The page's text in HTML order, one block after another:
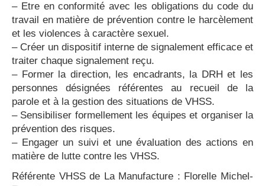
– Etre en conformité avec les obligations du code du
travail en matière de prévention contre le harcèlement
et les violences à caractère sexuel.
– Créer un dispositif interne de signalement efficace et
traiter chaque signalement reçu.
– Former la direction, les encadrants, la DRH et les
personnes désignées référentes au recueil de la
parole et à la gestion des situations de VHSS.
– Sensibiliser formellement les équipes et organiser la
prévention des risques.
– Engager un suivi et une évaluation des actions en
matière de lutte contre les VHSS.
Référente VHSS de La Manufacture : Florelle Michel-